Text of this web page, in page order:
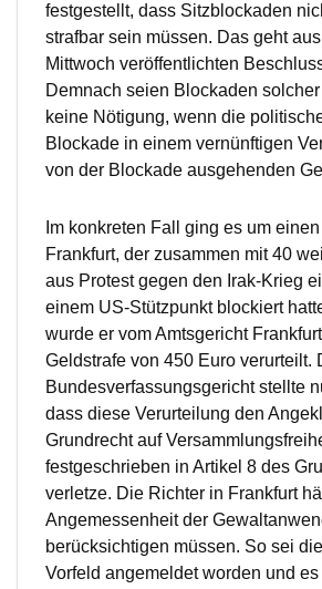
festgestellt, dass Sitzblockaden
strafbar sein müssen. Das geht
Mittwoch veröffentlichten
Demnach seien Blockaden
keine Nötigung, wenn die
Blockade in einem vernünftigen
von der Blockade ausgehenden
Im konkreten Fall ging es um
Frankfurt, der zusammen mit 40
aus Protest gegen den Irak-Krieg
einem US-Stützpunkt blockiert
wurde er vom Amtsgericht
Geldstrafe von 450 Euro verurteilt.
Bundesverfassungsgericht stellte
dass diese Verurteilung den
Grundrecht auf
festgeschrieben in Artikel 8 des
verletze. Die Richter in Frankfurt
Angemessenheit der
berücksichtigen müssen. So sei
Vorfeld angemeldet worden und